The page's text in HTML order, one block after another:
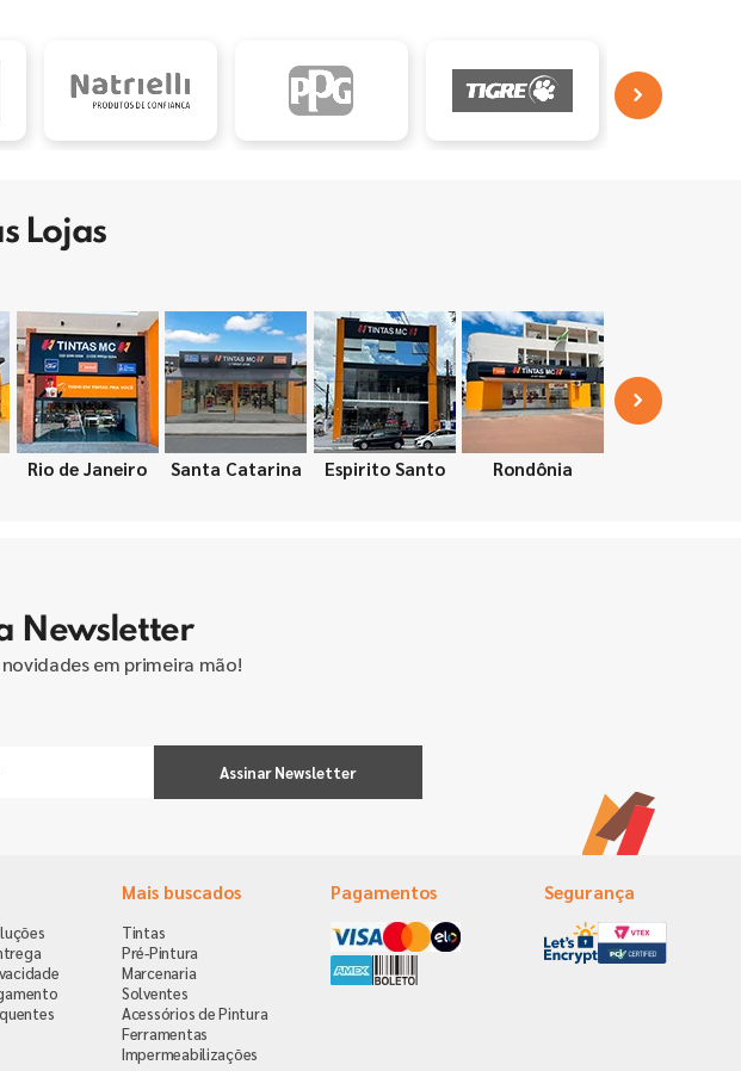
Lojas
Rio de Janeiro Santa Catarina Espirito Santo Rondônia
Newsletter
em primeira mão!
Assinar Newsletter
Mais buscados
Tintas
Pré-Pintura
Marcenaria
Solventes
Acessórios de Pintura
Ferramentas
Impermeabilizações
Pagamentos Segurança